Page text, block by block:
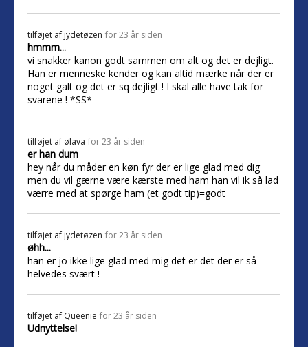
tilføjet af jydetøzen for 23 år siden
hmmm...
vi snakker kanon godt sammen om alt og det er dejligt.
Han er menneske kender og kan altid mærke når der er
noget galt og det er sq dejligt ! I skal alle have tak for
svarene ! *SS*
tilføjet af ølava for 23 år siden
er han dum
hey når du måder en køn fyr der er lige glad med dig
men du vil gærne være kærste med ham han vil ik så lad
værre med at spørge ham (et godt tip)=godt
tilføjet af jydetøzen for 23 år siden
øhh...
han er jo ikke lige glad med mig det er det der er så
helvedes svært !
tilføjet af Queenie for 23 år siden
Udnyttelse!